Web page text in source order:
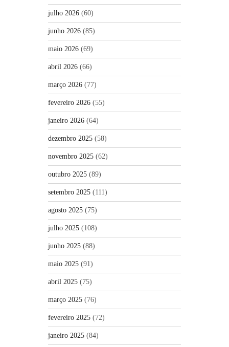
julho 2026 (60)
junho 2026 (85)
maio 2026 (69)
abril 2026 (66)
março 2026 (77)
fevereiro 2026 (55)
janeiro 2026 (64)
dezembro 2025 (58)
novembro 2025 (62)
outubro 2025 (89)
setembro 2025 (111)
agosto 2025 (75)
julho 2025 (108)
junho 2025 (88)
maio 2025 (91)
abril 2025 (75)
março 2025 (76)
fevereiro 2025 (72)
janeiro 2025 (84)